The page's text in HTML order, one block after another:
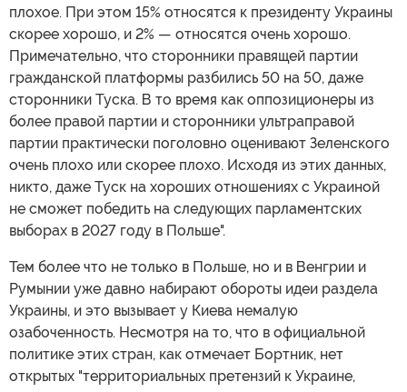
плохое. При этом 15% относятся к президенту Украины
скорее хорошо, и 2% — относятся очень хорошо.
Примечательно, что сторонники правящей партии
гражданской платформы разбились 50 на 50, даже
сторонники Туска. В то время как оппозиционеры из
более правой партии и сторонники ультраправой
партии практически поголовно оценивают Зеленского
очень плохо или скорее плохо. Исходя из этих данных,
никто, даже Туск на хороших отношениях с Украиной
не сможет победить на следующих парламентских
выборах в 2027 году в Польше".
Тем более что не только в Польше, но и в Венгрии и
Румынии уже давно набирают обороты идеи раздела
Украины, и это вызывает у Киева немалую
озабоченность. Несмотря на то, что в официальной
политике этих стран, как отмечает Бортник, нет
открытых "территориальных претензий к Украине,